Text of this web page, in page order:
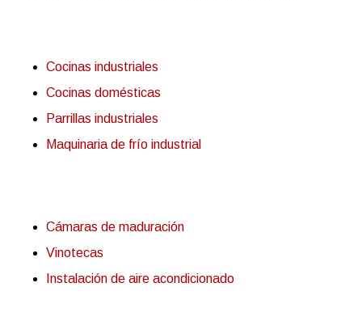
Cocinas industriales
Cocinas domésticas
Parrillas industriales
Maquinaria de frío industrial
Cámaras de maduración
Vinotecas
Instalación de aire acondicionado